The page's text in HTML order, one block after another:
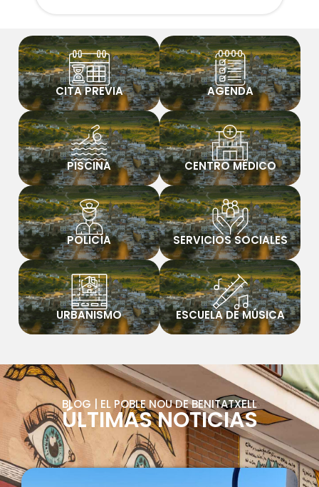
CITA PREVIA AGENDA
PISCINA CENTRO MÉDICO
POLICÍA SERVICIOS SOCIALES
URBANISMO ESCUELA DE MÚSICA
BLOG | EL POBLE NOU DE BENITATXELL
ÚLTIMAS NOTICIAS